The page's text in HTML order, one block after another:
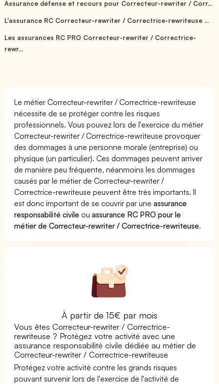
Assurance défense et recours pour Correcteur-rewriter / Corr...
L'assurance RC Correcteur-rewriter / Correctrice-rewriteuse ...
Les assurances RC PRO Correcteur-rewriter / Correctrice-
rewr...
Le métier Correcteur-rewriter / Correctrice-rewriteuse
nécessite de se protéger contre les risques
professionnels. Vous pouvez lors de l'exercice du métier
Correcteur-rewriter / Correctrice-rewriteuse provoquer
des dommages à une personne morale (entreprise) ou
physique (un particulier). Ces dommages peuvent arriver
de manière peu fréquente, néanmoins les dommages
causés par le métier de Correcteur-rewriter /
Correctrice-rewriteuse peuvent être très importants. Il
est donc important de se couvrir par uneassurance
responsabilité civile ouassurance RC PRO pour le
métier de Correcteur-rewriter / Correctrice-rewriteuse.
À partir de 15€ par mois
Vous êtes Correcteur-rewriter / Correctrice-
rewriteuse ? Protégez votre activité avec une
assurance responsabilité civile dédiée au métier de
Correcteur-rewriter / Correctrice-rewriteuse
Protégez votre activité contre les grands risques
pouvant survenir lors de l'exercice de l'activité de